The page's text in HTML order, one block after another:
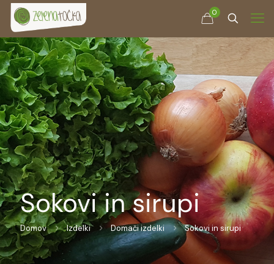
0
Sokovi in sirupi
Domov Izdelki Domači izdelki Sokovi in sirupi